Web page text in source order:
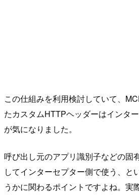
この仕組みを利用検討していて、
たカスタムHTTPヘッダーはインタ
が気になりました。
呼び出し元のアプリ識別子などの固
してインターセプター側で使う、と
うかに関わるポイントですよね。実